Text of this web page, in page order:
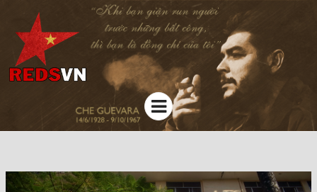
Kênh chia sẻ tri thức cộng đồng
Menu